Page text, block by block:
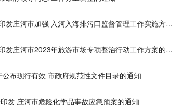
庄政办发〔2023〕32号｜庄河市人民政府办公室关于印发庄河市加强 入河入海排污口监督管理工作实施方案的通知
庄政办发〔2023〕31号｜庄河市人民政府办公室关于印发庄河市2023年旅游市场专项整治行动工作方案的通知
布现行有效 市政府规范性文件目录的通知
发 庄河市危险化学品事故应急预案的通知